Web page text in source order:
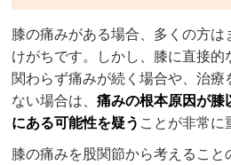
膝の痛みがある場合、多くの方は
けがちです。しかし、膝に直接的
関わらず痛みが続く場合や、治療
ない場合は、痛みの根本原因が膝
にある可能性を疑う ことが非常に
膝の痛みを股関節から考えること